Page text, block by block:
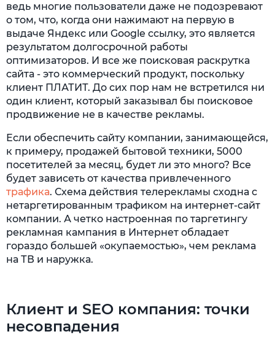
ведь многие пользователи даже не подозревают
о том, что, когда они нажимают на первую в
выдаче Яндекс или Google ссылку, это является
результатом долгосрочной работы
оптимизаторов. И все же поисковая раскрутка
сайта - это коммерческий продукт, поскольку
клиент ПЛАТИТ. До сих пор нам не встретился ни
один клиент, который заказывал бы поисковое
продвижение не в качестве рекламы.
Если обеспечить сайту компании, занимающейся,
к примеру, продажей бытовой техники, 5000
посетителей за месяц, будет ли это много? Все
будет зависеть от качества привлеченного
трафика. Схема действия телерекламы сходна с
нетаргетированным трафиком на интернет-сайт
компании. А четко настроенная по таргетингу
рекламная кампания в Интернет обладает
гораздо большей «окупаемостью», чем реклама
на ТВ и наружка.
Клиент и SEO компания: точки
несовпадения